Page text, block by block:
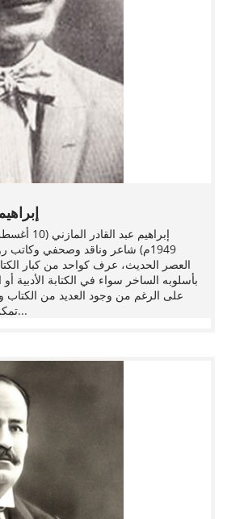
1949م) شاعر وناقد وصحفي
العصر الحديث، عرف كواحد من كبار
بأسلوبه الساخر سواء في الكتابة الأدبية
على الرغم من وجود العديد من
تمكن من أن يوجد لنفسه م...